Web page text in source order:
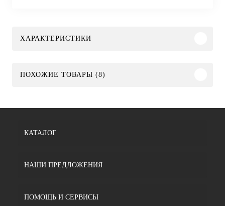
ХАРАКТЕРИСТИКИ
ПОХОЖИЕ ТОВАРЫ (8)
КАТАЛОГ
НАШИ ПРЕДЛОЖЕНИЯ
ПОМОЩЬ И СЕРВИСЫ